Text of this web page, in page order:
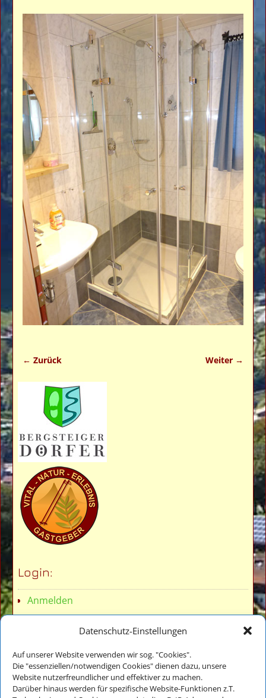
Datenschutz-Einstellungen
Auf unserer Website verwenden wir sog. "Cookies".
Die "essenziellen/notwendigen Cookies" dienen dazu, unsere
Website nutzerfreundlicher und effektiver zu machen.
Darüber hinaus werden für spezifische Website-Funktionen z.T.
← Zurück Weiter →
Login:
Anmelden
Veronika Thomae
Thomanhof - Ferienwohnungen